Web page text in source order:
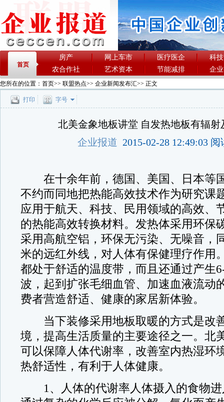
首页
房产 网上车市 医疗医企
科
农合作社
艺术资本 节能减排 企
您所在的位置： 首页>> 联盟热点>> 企业新闻发布汇>> 正文
打印 字号
北美金象地板讲堂 自发热地板有辐射
企业报道 2015-02-28 12:49:03
在十余年前，德国、美国、日本等
不约而同地把热能高效技术作为研究课
应用于航天、科技、民用领域的高效、
的热能高效转换材料。发热体采用环保
采用高航空铝，环保无污染、无噪音，
米的远红外线，对人体有保健理疗作用
都处于舒适的温度带，而且还通过产生
波，起到扩张毛细血管、加速血液流动
费者营造舒适、健康的家居新体验。
当下装修采用地板取暖的方式是改
境，提高生活质量的主要途径之一。北
可以保障人体代谢率，改善室内热湿环
热舒适性，有利于人体健康。
1、人体的代谢率人体摄入的食物进